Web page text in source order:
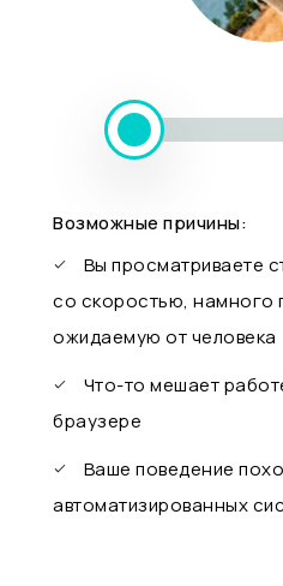
Возможные причины:
Вы просматриваете
со скоростью,
ожидаемую от человека
Что-то мешает
браузере
Ваше поведение
автоматизированных